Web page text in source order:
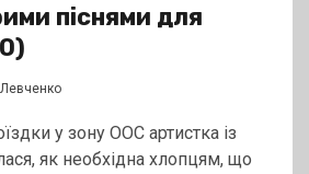
піснями для
Левченко
у зону ООС артистка із
як необхідна хлопцям, що